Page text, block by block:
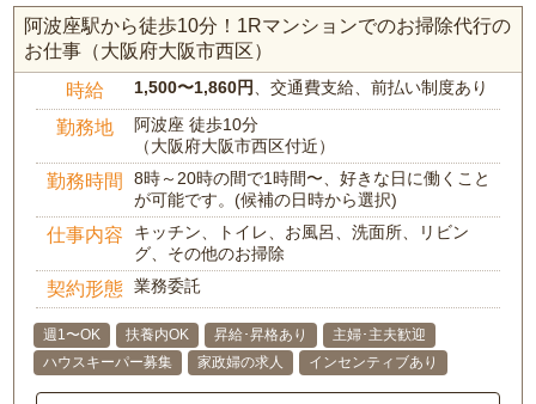
阿波座駅から徒歩10分！1Rマンションでのお掃除代行の
お仕事（大阪府大阪市西区）
時給 1,500〜1,860円 、交通費支給、前払い制度あり
勤務地
阿波座 徒歩10分
（大阪府大阪市西区付近）
勤務時間
8時～20時の間で1時間〜、好きな日に働くこと
が可能です。(候補の日時から選択)
仕事内容
キッチン、トイレ、お風呂、洗面所、リビン
グ、その他のお掃除
契約形態 業務委託
週1〜OK 扶養内OK 昇給･昇格あり
主婦･主夫歓迎
ハウスキーパー募集
家政婦の求人 インセンティブあり